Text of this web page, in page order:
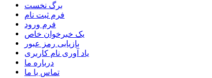
برگ نخست
فرم ثبت نام
فرم ورود
یک خبرخوان خاص
بازیابی رمز عبور
یاد آوری نام کاربری
درباره ما
تماس با ما